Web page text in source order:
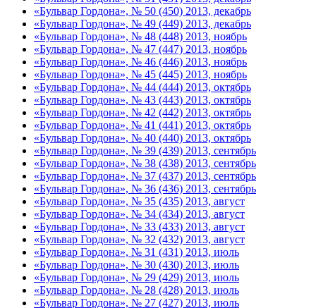
«Бульвар Гордона», № 50 (450) 2013, декабрь
«Бульвар Гордона», № 49 (449) 2013, декабрь
«Бульвар Гордона», № 48 (448) 2013, ноябрь
«Бульвар Гордона», № 47 (447) 2013, ноябрь
«Бульвар Гордона», № 46 (446) 2013, ноябрь
«Бульвар Гордона», № 45 (445) 2013, ноябрь
«Бульвар Гордона», № 44 (444) 2013, октябрь
«Бульвар Гордона», № 43 (443) 2013, октябрь
«Бульвар Гордона», № 42 (442) 2013, октябрь
«Бульвар Гордона», № 41 (441) 2013, октябрь
«Бульвар Гордона», № 40 (440) 2013, октябрь
«Бульвар Гордона», № 39 (439) 2013, сентябрь
«Бульвар Гордона», № 38 (438) 2013, сентябрь
«Бульвар Гордона», № 37 (437) 2013, сентябрь
«Бульвар Гордона», № 36 (436) 2013, сентябрь
«Бульвар Гордона», № 35 (435) 2013, август
«Бульвар Гордона», № 34 (434) 2013, август
«Бульвар Гордона», № 33 (433) 2013, август
«Бульвар Гордона», № 32 (432) 2013, август
«Бульвар Гордона», № 31 (431) 2013, июль
«Бульвар Гордона», № 30 (430) 2013, июль
«Бульвар Гордона», № 29 (429) 2013, июль
«Бульвар Гордона», № 28 (428) 2013, июль
«Бульвар Гордона», № 27 (427) 2013, июль